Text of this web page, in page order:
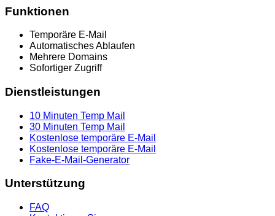
Funktionen
Temporäre E-Mail
Automatisches Ablaufen
Mehrere Domains
Sofortiger Zugriff
Dienstleistungen
10 Minuten Temp Mail
30 Minuten Temp Mail
Kostenlose temporäre E-Mail
Kostenlose temporäre E-Mail
Fake-E-Mail-Generator
Unterstützung
FAQ